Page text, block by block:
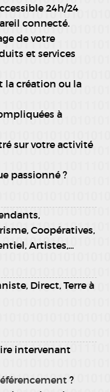
24h/24
connecté.
de votre
et services
la création ou la
à
sur votre activité
passionné ?
Coopératives,
Artistes,...
Direct, Terre à
intervenant
?